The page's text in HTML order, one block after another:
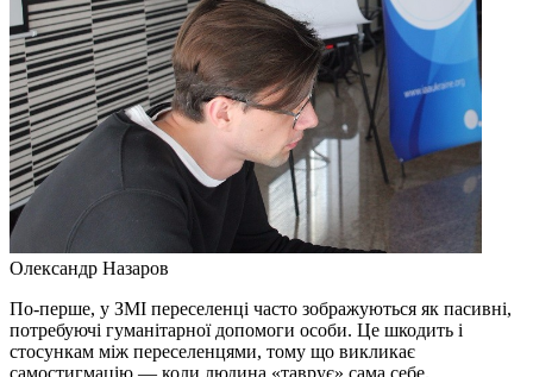
Олександр Назаров
По-перше, у ЗМІ переселенці часто зображуються як пасивні,
потребуючі гуманітарної допомоги особи. Це шкодить і
стосункам між переселенцями, тому що викликає
самостигмацію — коли людина «таврує» сама себе.